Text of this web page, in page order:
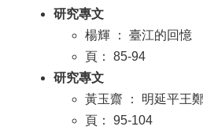
研究專文
楊輝 ： 臺江的回憶
頁： 85-94
研究專文
黃玉齋 ： 明延平王
頁： 95-104